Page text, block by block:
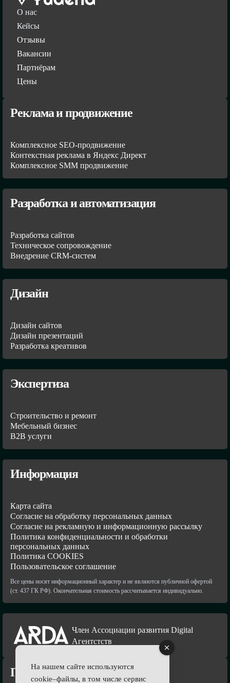
О нас
Кейсы
Отзывы
Вакансии
Партнёрам
Цены
Реклама и продвижение
Комплексное SEO-продвижение
Контекстная реклама в Яндекс Директ
Комплексное SMM продвижение
Разработка и автоматизация
Разработка сайтов
Техническое сопровождение
Внедрение CRM-систем
Дизайн
Дизайн сайтов
Дизайн презентаций
Разработка креативов
Экспертиза
Строительство и ремонт
Мебельный бизнес
В2В услуги
Информация
Карта сайта
Согласие на обработку персональных данных
Согласие на рекламную и информационную рассылку
Политика конфиденциальности и обработки
персональных данных
Политика COOKIES
Пользовательское соглашение
Все цены носят информационный характер и не являются публичной офертой
(ст. 437 ГК РФ). Окончательная стоимость рассчитывается индивидуально.
Член Ассоциации развития Digital
Агентстств
Подпишись
На нашем сайте используются
cookie–файлы, в том числе сервис